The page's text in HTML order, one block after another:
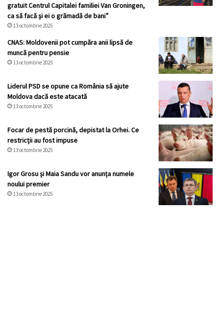
gratuit Centrul Capitalei familiei Van Groningen,
ca să facă și ei o grămadă de bani”
13 octombrie 2025
CNAS: Moldovenii pot cumpăra anii lipsă de
muncă pentru pensie
13 octombrie 2025
Liderul PSD se opune ca România să ajute
Moldova dacă este atacată
13 octombrie 2025
Focar de pestă porcină, depistat la Orhei. Ce
restricții au fost impuse
13 octombrie 2025
Igor Grosu și Maia Sandu vor anunța numele
noului premier
13 octombrie 2025